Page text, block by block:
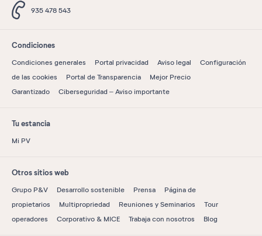
935 478 543
Condiciones
Condiciones generales Portal privacidad Aviso legal
Configuración
de las cookies
Portal de Transparencia
Mejor Precio
Garantizado
Ciberseguridad – Aviso importante
Tu estancia
Mi PV
Otros sitios web
Grupo P&V Desarrollo sostenible Prensa
Página de
propietarios
Multipropriedad Reuniones y Seminarios
Tour
operadores
Corporativo & MICE Trabaja con nosotros Blog